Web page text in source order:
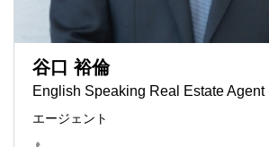
谷口 裕倫
English Speaking Real Estate Agent
エージェント